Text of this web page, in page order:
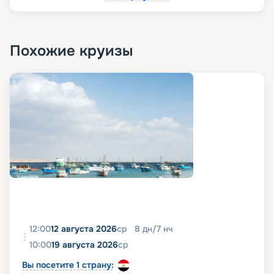
Похожие круизы
12:0012 августа 2026ср 8 дн/7 нч
10:0019 августа 2026ср
Вы посетите 1 страну: